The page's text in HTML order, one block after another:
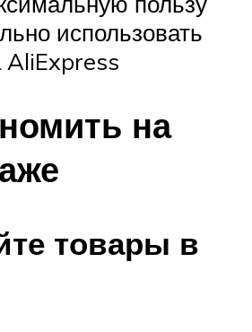
использовать
AliExpress
на
товары в